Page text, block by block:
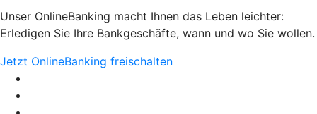
Unser OnlineBanking macht Ihnen das Leben leichter:
Erledigen Sie Ihre Bankgeschäfte, wann und wo Sie wollen.
Jetzt OnlineBanking freischalten